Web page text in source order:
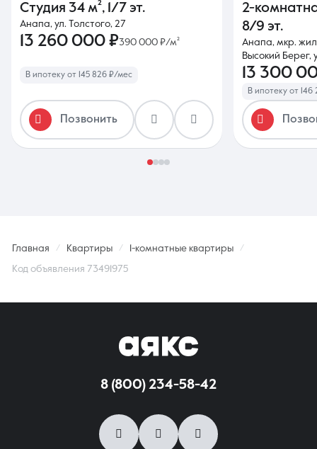
Студия 34 м², 1/7 эт.
Анапа, ул. Толстого, 27
13 260 000 ₽390 000 ₽/м²
В ипотеку от 145 826 ₽/мес
Позвонить
2-
8/9 эт.
Анапа, мкр.
Высокий Берег,
13 300
В ипотеку от
Главная Квартиры 1-комнатные квартиры
Код объявления 73491975
8 (800) 234-58-42